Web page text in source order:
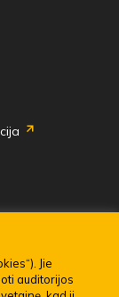
Jie
auditorijos